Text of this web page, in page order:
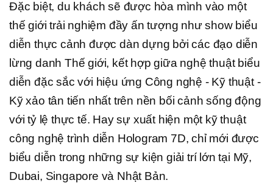
Đặc biệt, du khách sẽ được hòa mình vào một
thế giới trải nghiệm đầy ấn tượng như show biểu
diễn thực cảnh được dàn dựng bởi các đạo diễn
lừng danh Thế giới, kết hợp giữa nghệ thuật biểu
diễn đặc sắc với hiệu ứng Công nghệ - Kỹ thuật -
Kỹ xảo tân tiến nhất trên nền bối cảnh sống động
với tỷ lệ thực tế. Hay sự xuất hiện một kỹ thuật
công nghệ trình diễn Hologram 7D, chỉ mới được
biểu diễn trong những sự kiện giải trí lớn tại Mỹ,
Dubai, Singapore và Nhật Bản.